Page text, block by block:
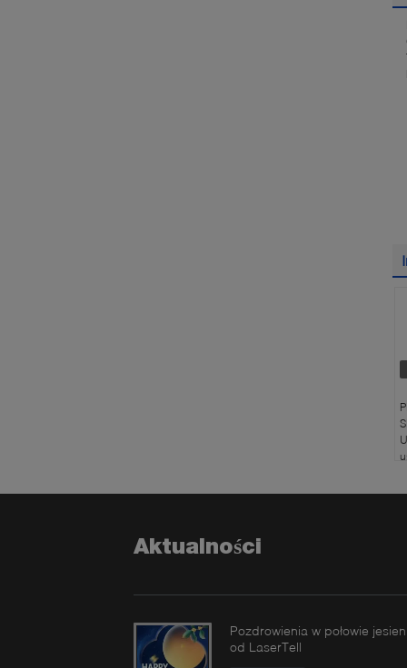
Aktualności
Pozdrowienia w połowie
od LaserTell